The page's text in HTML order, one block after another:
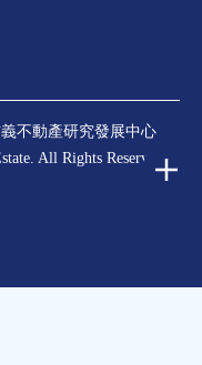
不動產研究發展中心
All Rights Reserved.